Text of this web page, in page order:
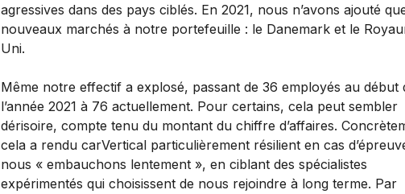
agressives dans des pays ciblés. En 2021, nous n’avons ajouté
nouveaux marchés à notre portefeuille : le Danemark et le
Uni.
Même notre effectif a explosé, passant de 36 employés au début
l’année 2021 à 76 actuellement. Pour certains, cela peut sembler
dérisoire, compte tenu du montant du chiffre d’affaires.
cela a rendu carVertical particulièrement résilient en cas
nous « embauchons lentement », en ciblant des spécialistes
expérimentés qui choisissent de nous rejoindre à long terme. Par